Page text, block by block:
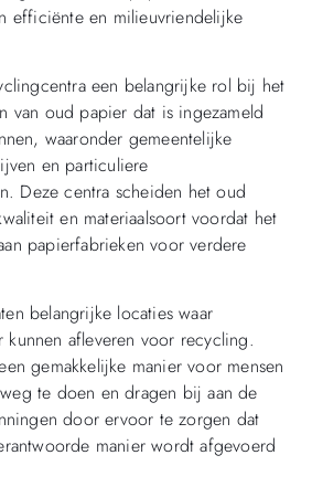
efficiënte en milieuvriendelijke
een belangrijke rol bij het
van oud papier dat is ingezameld
waaronder gemeentelijke
en particuliere
Deze centra scheiden het oud
en materiaalsoort voordat het
papierfabrieken voor verdere
belangrijke locaties waar
afleveren voor recycling.
gemakkelijke manier voor mensen
te doen en dragen bij aan de
door ervoor te zorgen dat
manier wordt afgevoerd